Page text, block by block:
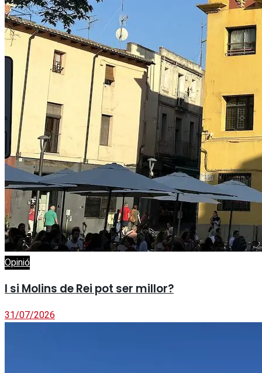
Opinió
I si Molins de Rei pot ser millor?
31/07/2026